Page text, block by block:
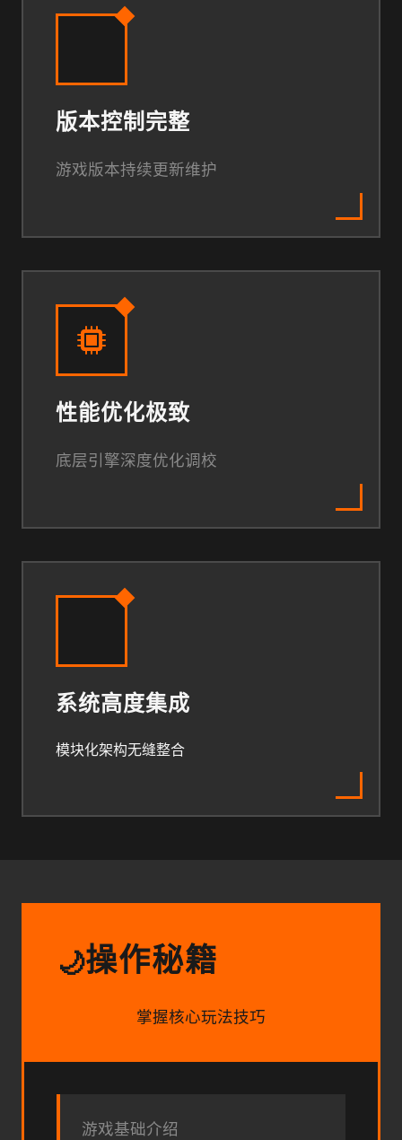
版本控制完整
游戏版本持续更新维护
性能优化极致
底层引擎深度优化调校
系统高度集成
模块化架构无缝整合
🌙操作秘籍
掌握核心玩法技巧
游戏基础介绍